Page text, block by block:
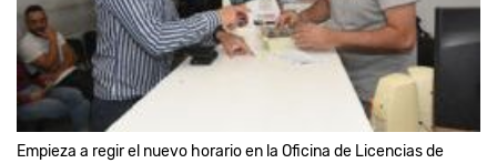
Empieza a regir el nuevo horario en la Oficina de Licencias de